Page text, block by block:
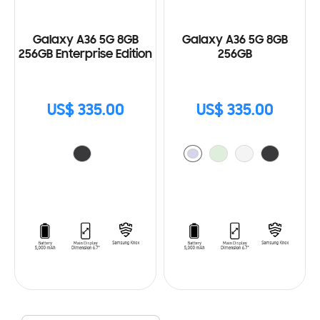
Galaxy A36 5G 8GB
256GB Enterprise Edition
US$ 335.00
Galaxy A36 5G 8GB
256GB
US$ 335.00